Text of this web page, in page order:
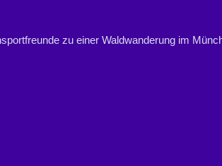
zu einer Waldwanderung im